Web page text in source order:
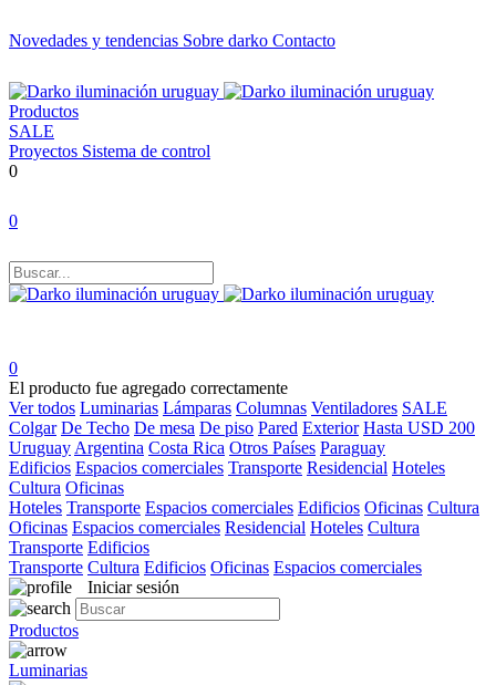
Novedades y tendencias Sobre darko Contacto
Productos
SALE
Proyectos Sistema de control
0
0
0
El producto fue agregado correctamente
Ver todos Luminarias Lámparas Columnas Ventiladores SALE
Colgar De Techo De mesa De piso Pared Exterior Hasta USD 200
Uruguay Argentina Costa Rica Otros Países Paraguay
Edificios Espacios comerciales Transporte Residencial Hoteles
Cultura Oficinas
Hoteles Transporte Espacios comerciales Edificios Oficinas Cultura
Oficinas Espacios comerciales Residencial Hoteles Cultura
Transporte Edificios
Transporte Cultura Edificios Oficinas Espacios comerciales
Iniciar sesión
Productos
Luminarias